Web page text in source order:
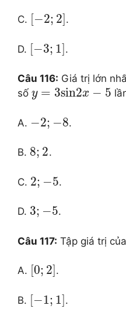
C. −2; 2 .
D. [−3; 1] .
Câu 116: Giá trị lớn
số y = 3sin2x − 5
A. −2; −8.
B. 8; 2.
C. 2; −5.
D. 3; −5.
Câu 117: Tập giá trị
A. 0; 2 .
B. [−1; 1] .